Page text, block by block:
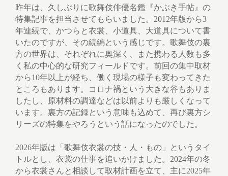
昨年は、久しぶりに歌舞伎俳優名鑑『かぶき手帖』の
特集記事を担当させてもらいました。2012年版から3
年連続で、かつらと衣裳、小道具、大道具について書
いたのですが、その続編という感じです。歌舞伎の裏
方の世界は、それぞれに奥深く、また携わる人数も多
く私の中心的な研究フィールドです。前回の集中取材
から10年以上が経ち、働く現場の様子も変わってきた
ところもあります。コロナ禍という大きな谷もありま
したし、原材料の調達などは以前よりも厳しくなって
います。裏方の記録という意味も込めて、再び裏方シ
リーズの特集をやろうという話になったのでした。
2026年版は「歌舞伎衣裳の技・人・もの」というタイ
トルとし、衣裳の仕事を追いかけました。2024年の冬
から衣裳さんと相談して取材計画を立て、主に2025年